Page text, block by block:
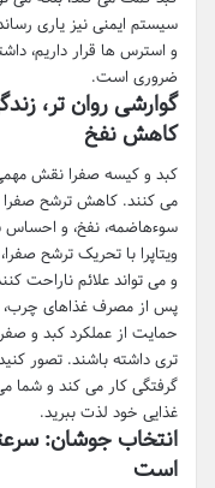
سیستم ایمنی نیز یاری
و استرس ها قرار داریم،
ضروری است.
گوارشی روان تر،
کاهش نفخ
کبد و کیسه صفرا نقش
می کنند. کاهش ترشح صفرا
سوءهاضمه، نفخ، و
ویتاپرا با تحریک ترشح
و می تواند علائم ناراحت
پس از مصرف غذاهای چرب،
حمایت از عملکرد کبد و
تری داشته باشند. تصور
گرفتگی کار می کند و شما
غذایی خود لذت ببرید.
انتخاب جوشان:
است